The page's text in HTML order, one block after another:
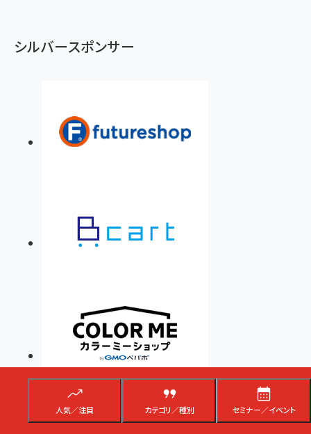
人気／注目 カテゴリ／種別 セミナー／イベント
シルバースポンサー